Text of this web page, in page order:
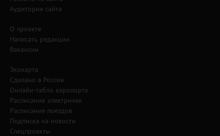
Аудитория сайта
О проекте
Написать редакции
Вакансии
Экокарта
Сделано в России
Онлайн-табло аэропорта
Расписание электричек
Расписание поездов
Подписка на новости
Спецпроекты